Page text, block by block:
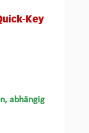
Key
abhängig